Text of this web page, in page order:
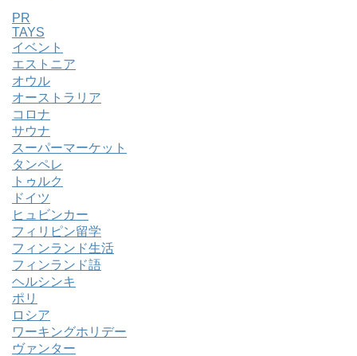
PR
TAYS
イベント
エストニア
オウル
オーストラリア
コロナ
サウナ
スーパーマーケット
タンペレ
トゥルク
ドイツ
ヒュビンカー
フィリピン留学
フィンランド生活
フィンランド語
ヘルシンキ
ポリ
ロシア
ワーキングホリデー
ヴァンター